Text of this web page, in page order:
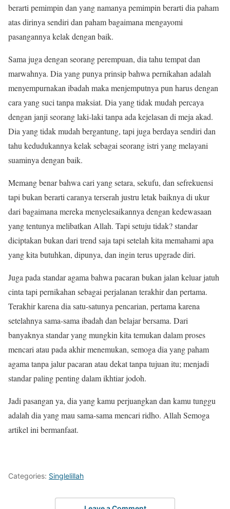
berarti pemimpin dan yang namanya pemimpin berarti dia paham
atas dirinya sendiri dan paham bagaimana mengayomi
pasangannya kelak dengan baik.
Sama juga dengan seorang perempuan, dia tahu tempat dan
marwahnya. Dia yang punya prinsip bahwa pernikahan adalah
menyempurnakan ibadah maka menjemputnya pun harus dengan
cara yang suci tanpa maksiat. Dia yang tidak mudah percaya
dengan janji seorang laki-laki tanpa ada kejelasan di meja akad.
Dia yang tidak mudah bergantung, tapi juga berdaya sendiri dan
tahu kedudukannya kelak sebagai seorang istri yang melayani
suaminya dengan baik.
Memang benar bahwa cari yang setara, sekufu, dan sefrekuensi
tapi bukan berarti caranya terserah justru letak baiknya di ukur
dari bagaimana mereka menyelesaikannya dengan kedewasaan
yang tentunya melibatkan Allah. Tapi setuju tidak? standar
diciptakan bukan dari trend saja tapi setelah kita memahami apa
yang kita butuhkan, dipunya, dan ingin terus upgrade diri.
Juga pada standar agama bahwa pacaran bukan jalan keluar jatuh
cinta tapi pernikahan sebagai perjalanan terakhir dan pertama.
Terakhir karena dia satu-satunya pencarian, pertama karena
setelahnya sama-sama ibadah dan belajar bersama. Dari
banyaknya standar yang mungkin kita temukan dalam proses
mencari atau pada akhir menemukan, semoga dia yang paham
agama tanpa jalur pacaran atau dekat tanpa tujuan itu; menjadi
standar paling penting dalam ikhtiar jodoh.
Jadi pasangan ya, dia yang kamu perjuangkan dan kamu tunggu
adalah dia yang mau sama-sama mencari ridho. Allah Semoga
artikel ini bermanfaat.
Categories: Singlelillah